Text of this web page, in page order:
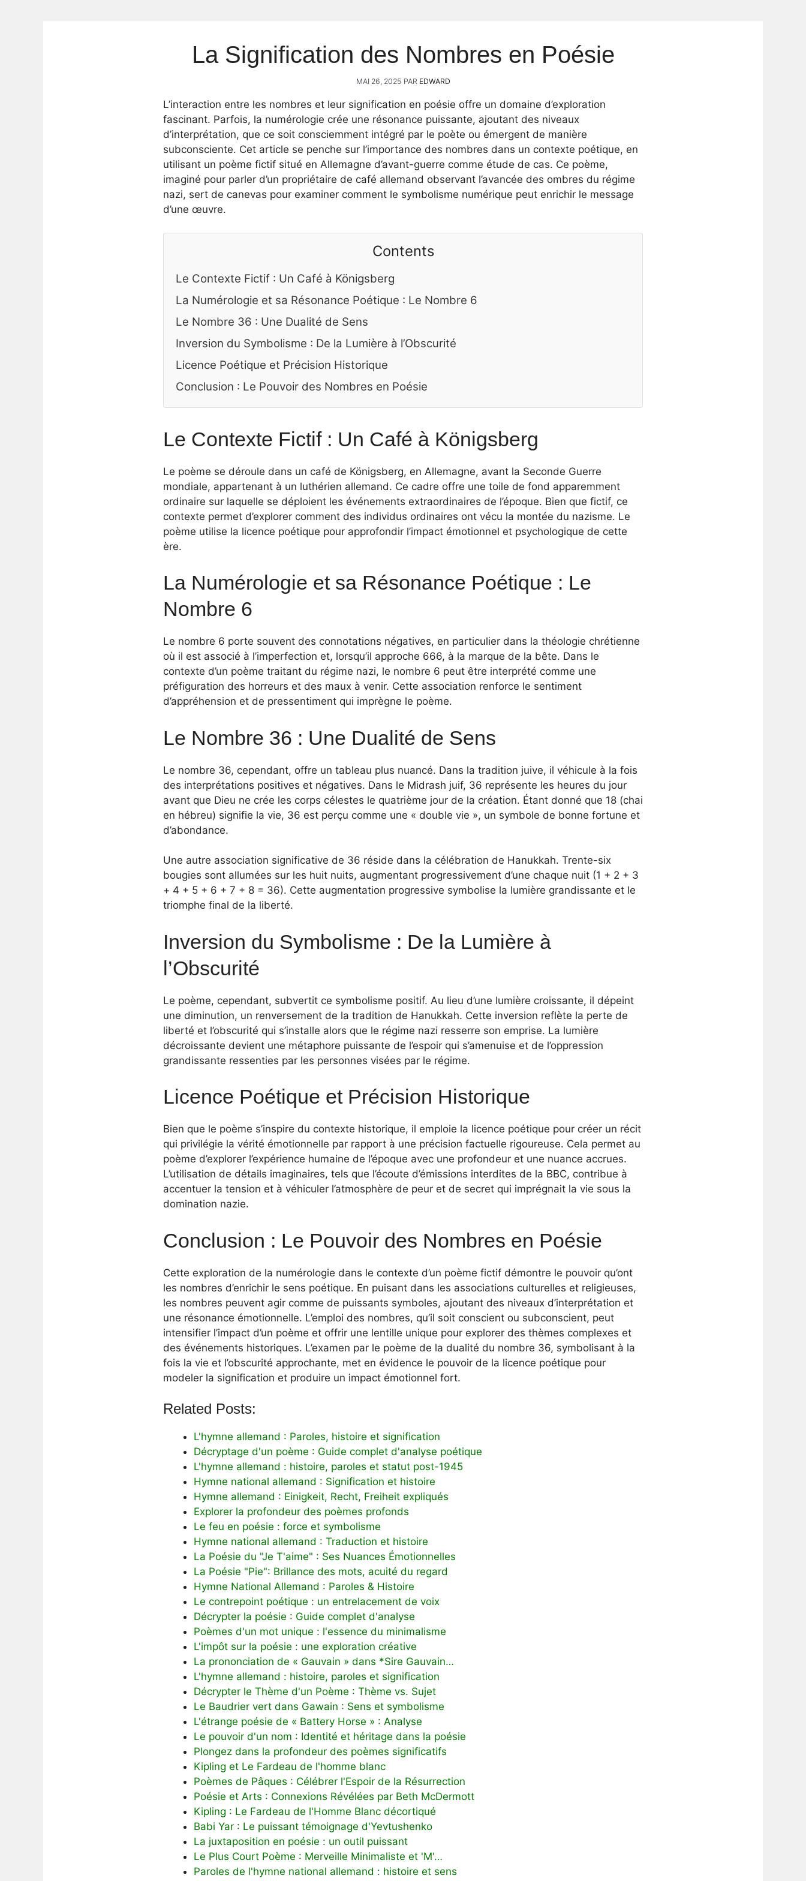
La Signification des Nombres en Poésie
MAI 26, 2025 PAR EDWARD
L’interaction entre les nombres et leur signification en poésie offre un domaine d’exploration
fascinant. Parfois, la numérologie crée une résonance puissante, ajoutant des niveaux
d’interprétation, que ce soit consciemment intégré par le poète ou émergent de manière
subconsciente. Cet article se penche sur l’importance des nombres dans un contexte poétique, en
utilisant un poème fictif situé en Allemagne d’avant-guerre comme étude de cas. Ce poème,
imaginé pour parler d’un propriétaire de café allemand observant l’avancée des ombres du régime
nazi, sert de canevas pour examiner comment le symbolisme numérique peut enrichir le message
d’une œuvre.
Contents
Le Contexte Fictif : Un Café à Königsberg
La Numérologie et sa Résonance Poétique : Le Nombre 6
Le Nombre 36 : Une Dualité de Sens
Inversion du Symbolisme : De la Lumière à l’Obscurité
Licence Poétique et Précision Historique
Conclusion : Le Pouvoir des Nombres en Poésie
Le Contexte Fictif : Un Café à Königsberg
Le poème se déroule dans un café de Königsberg, en Allemagne, avant la Seconde Guerre
mondiale, appartenant à un luthérien allemand. Ce cadre offre une toile de fond apparemment
ordinaire sur laquelle se déploient les événements extraordinaires de l’époque. Bien que fictif, ce
contexte permet d’explorer comment des individus ordinaires ont vécu la montée du nazisme. Le
poème utilise la licence poétique pour approfondir l’impact émotionnel et psychologique de cette
ère.
La Numérologie et sa Résonance Poétique : Le
Nombre 6
Le nombre 6 porte souvent des connotations négatives, en particulier dans la théologie chrétienne
où il est associé à l’imperfection et, lorsqu’il approche 666, à la marque de la bête. Dans le
contexte d’un poème traitant du régime nazi, le nombre 6 peut être interprété comme une
préfiguration des horreurs et des maux à venir. Cette association renforce le sentiment
d’appréhension et de pressentiment qui imprègne le poème.
Le Nombre 36 : Une Dualité de Sens
Le nombre 36, cependant, offre un tableau plus nuancé. Dans la tradition juive, il véhicule à la fois
des interprétations positives et négatives. Dans le Midrash juif, 36 représente les heures du jour
avant que Dieu ne crée les corps célestes le quatrième jour de la création. Étant donné que 18 (chai
en hébreu) signifie la vie, 36 est perçu comme une « double vie », un symbole de bonne fortune et
d’abondance.
Une autre association significative de 36 réside dans la célébration de Hanukkah. Trente-six
bougies sont allumées sur les huit nuits, augmentant progressivement d’une chaque nuit (1 + 2 + 3
+ 4 + 5 + 6 + 7 + 8 = 36). Cette augmentation progressive symbolise la lumière grandissante et le
triomphe final de la liberté.
Inversion du Symbolisme : De la Lumière à
l’Obscurité
Le poème, cependant, subvertit ce symbolisme positif. Au lieu d’une lumière croissante, il dépeint
une diminution, un renversement de la tradition de Hanukkah. Cette inversion reflète la perte de
liberté et l’obscurité qui s’installe alors que le régime nazi resserre son emprise. La lumière
décroissante devient une métaphore puissante de l’espoir qui s’amenuise et de l’oppression
grandissante ressenties par les personnes visées par le régime.
Licence Poétique et Précision Historique
Bien que le poème s’inspire du contexte historique, il emploie la licence poétique pour créer un récit
qui privilégie la vérité émotionnelle par rapport à une précision factuelle rigoureuse. Cela permet au
poème d’explorer l’expérience humaine de l’époque avec une profondeur et une nuance accrues.
L’utilisation de détails imaginaires, tels que l’écoute d’émissions interdites de la BBC, contribue à
accentuer la tension et à véhiculer l’atmosphère de peur et de secret qui imprégnait la vie sous la
domination nazie.
Conclusion : Le Pouvoir des Nombres en Poésie
Cette exploration de la numérologie dans le contexte d’un poème fictif démontre le pouvoir qu’ont
les nombres d’enrichir le sens poétique. En puisant dans les associations culturelles et religieuses,
les nombres peuvent agir comme de puissants symboles, ajoutant des niveaux d’interprétation et
une résonance émotionnelle. L’emploi des nombres, qu’il soit conscient ou subconscient, peut
intensifier l’impact d’un poème et offrir une lentille unique pour explorer des thèmes complexes et
des événements historiques. L’examen par le poème de la dualité du nombre 36, symbolisant à la
fois la vie et l’obscurité approchante, met en évidence le pouvoir de la licence poétique pour
modeler la signification et produire un impact émotionnel fort.
Related Posts:
L'hymne allemand : Paroles, histoire et signification
Décryptage d'un poème : Guide complet d'analyse poétique
L'hymne allemand : histoire, paroles et statut post-1945
Hymne national allemand : Signification et histoire
Hymne allemand : Einigkeit, Recht, Freiheit expliqués
Explorer la profondeur des poèmes profonds
Le feu en poésie : force et symbolisme
Hymne national allemand : Traduction et histoire
La Poésie du "Je T'aime" : Ses Nuances Émotionnelles
La Poésie "Pie": Brillance des mots, acuité du regard
Hymne National Allemand : Paroles & Histoire
Le contrepoint poétique : un entrelacement de voix
Décrypter la poésie : Guide complet d'analyse
Poèmes d'un mot unique : l'essence du minimalisme
L'impôt sur la poésie : une exploration créative
La prononciation de « Gauvain » dans *Sire Gauvain…
L'hymne allemand : histoire, paroles et signification
Décrypter le Thème d'un Poème : Thème vs. Sujet
Le Baudrier vert dans Gawain : Sens et symbolisme
L'étrange poésie de « Battery Horse » : Analyse
Le pouvoir d'un nom : Identité et héritage dans la poésie
Plongez dans la profondeur des poèmes significatifs
Kipling et Le Fardeau de l'homme blanc
Poèmes de Pâques : Célébrer l'Espoir de la Résurrection
Poésie et Arts : Connexions Révélées par Beth McDermott
Kipling : Le Fardeau de l'Homme Blanc décortiqué
Babi Yar : Le puissant témoignage d'Yevtushenko
La juxtaposition en poésie : un outil puissant
Le Plus Court Poème : Merveille Minimaliste et 'M'…
Paroles de l'hymne national allemand : histoire et sens